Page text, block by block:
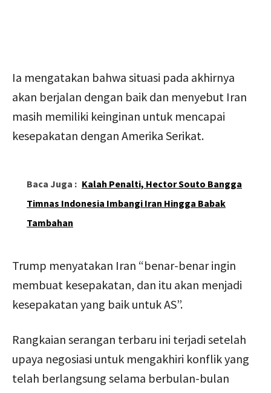
Ia mengatakan bahwa situasi pada akhirnya
akan berjalan dengan baik dan menyebut Iran
masih memiliki keinginan untuk mencapai
kesepakatan dengan Amerika Serikat.
Baca Juga : Kalah Penalti, Hector Souto Bangga
Timnas Indonesia Imbangi Iran Hingga Babak
Tambahan
Trump menyatakan Iran “benar-benar ingin
membuat kesepakatan, dan itu akan menjadi
kesepakatan yang baik untuk AS”.
Rangkaian serangan terbaru ini terjadi setelah
upaya negosiasi untuk mengakhiri konflik yang
telah berlangsung selama berbulan-bulan